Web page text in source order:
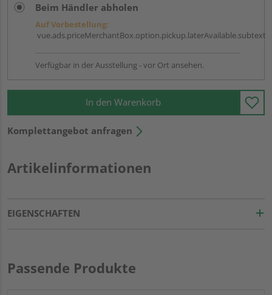
Beim Händler abholen
Auf Vorbestellung:
vue.ads.priceMerchantBox.option.pickup.laterAvailable.subtext
Verfügbar in der Ausstellung - vor Ort ansehen.
In den Warenkorb
Komplettangebot anfragen
Artikelinformationen
EIGENSCHAFTEN
Passende Produkte